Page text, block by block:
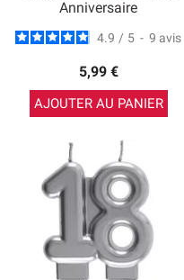
Anniversaire
4.9 / 5 - 9 avis
5,99 €
AJOUTER AU PANIER